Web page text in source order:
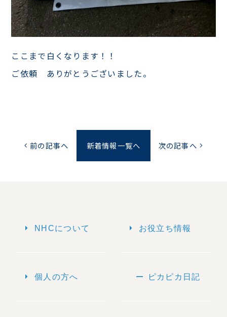
ここまで白くなります！！
ご依頼 ありがとうございました。
chevron_left 前の記事へ 新着情報一覧へ 次の記事へ chevron_right
arrow_right NHCについて
arrow_right 個人の方へ
arrow_right お役立ち情報
remove ピカピカ日記